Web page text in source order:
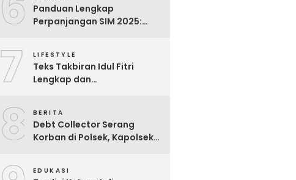
Panduan Lengkap
Perpanjangan SIM 2025:
7 LIFESTYLE
Teks Takbiran Idul Fitri
Lengkap dan
8 BERITA
Debt Collector Serang
Korban di Polsek, Kapolsek
EDUKASI